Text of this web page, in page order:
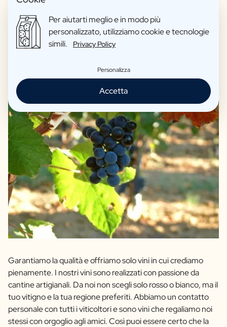
Questo vino lo regali con orgoglio
Vini biologici come opzione
Recensioni: 4,7/5
Garantiamo la qualità e offriamo solo vini in cui crediamo
pienamente. I nostri vini sono realizzati con passione da
cantine artigianali. Da noi non scegli solo rosso o bianco, ma il
tuo vitigno e la tua regione preferiti. Abbiamo un contatto
personale con tutti i viticoltori e sono vini che regaliamo noi
stessi con orgoglio agli amici. Così puoi essere certo che la
Per aiutarti meglio e in modo più
personalizzato, utilizziamo cookie e tecnologie
simili.
Privacy Policy
Personalizza
Accetta